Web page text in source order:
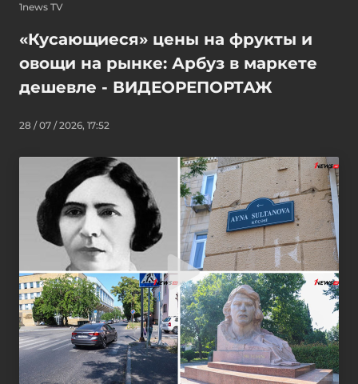
1news TV
«Кусающиеся» цены на фрукты и
овощи на рынке: Арбуз в маркете
дешевле - ВИДЕОРЕПОРТАЖ
28 / 07 / 2026, 17:52